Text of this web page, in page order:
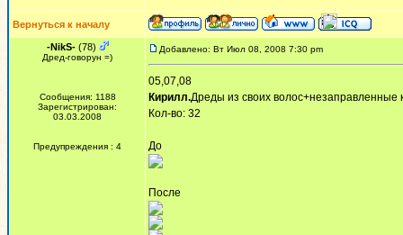
Вернуться к началу
-NikS-(78)
Дред-говорун =)
Сообщения: 1188
Зарегистрирован:
03.03.2008
Предупреждения : 4
Добавлено: Вт Июл 08, 2008 7:30 pm
05,07,08
Кирилл.Дреды из своих волос+незаправленные
Кол-во: 32
До
После